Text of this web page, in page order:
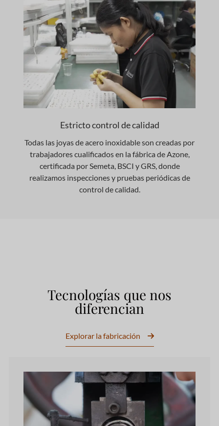
Estricto control de calidad
Todas las joyas de acero inoxidable son creadas por
trabajadores cualificados en la fábrica de Azone,
certificada por Semeta, BSCI y GRS, donde
realizamos inspecciones y pruebas periódicas de
control de calidad.
Tecnologías que nos
diferencian
Explorar la fabricación